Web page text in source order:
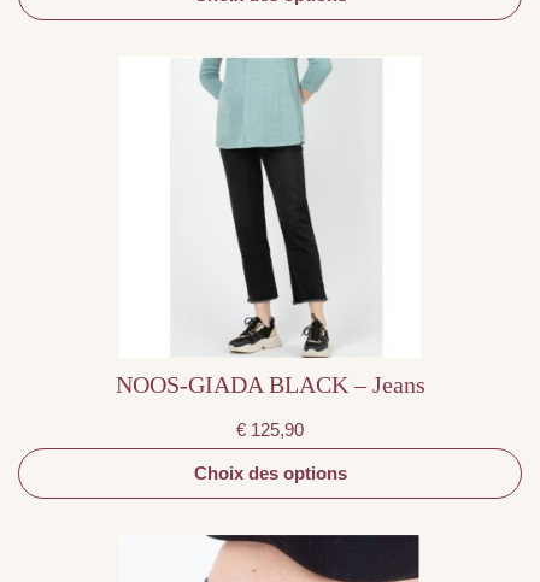
NOOS-GIADA BLACK – Jeans
€ 125,90
Choix des options
produit
plusieurs
variations.
options
peuvent
être
choisies
sur
la
page
du
produit
Ce
produit